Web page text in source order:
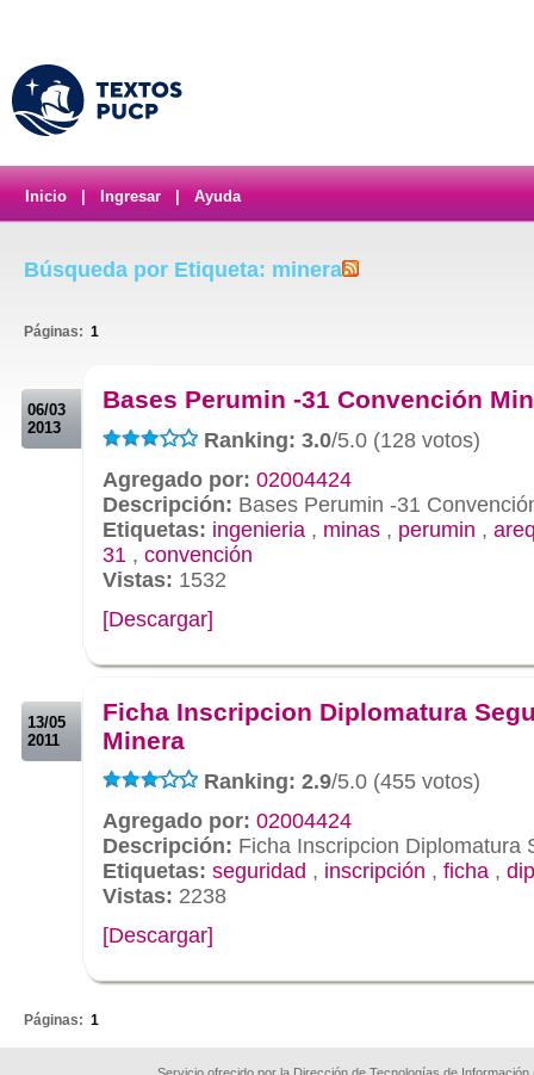
Inicio Ingresar Ayuda
Búsqueda por Etiqueta: minera
Páginas: 1
06/03
2013
Bases Perumin -31 Convención
Ranking: 3.0/5.0 (128 votos)
Agregado por: 02004424
Descripción: Bases Perumin -31
Etiquetas: ingenieria , minas , perumin ,
31 , convención
Vistas: 1532
[Descargar]
13/05
2011
Ficha Inscripcion Diplomatura
Minera
Ranking: 2.9/5.0 (455 votos)
Agregado por: 02004424
Descripción: Ficha Inscripcion Diplomatura
Etiquetas: seguridad , inscripción , ficha ,
Vistas: 2238
[Descargar]
Páginas: 1